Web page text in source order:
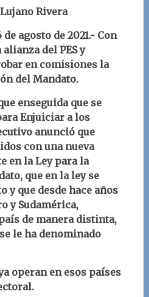
Rivera
agosto de 2021.- Con
del PES y
en comisiones la
del Mandato.
enseguida que se
Enjuiciar a los
anunció que
con una nueva
en la Ley para la
que en la ley se
y que desde hace años
y Sudamérica,
de manera distinta,
le ha denominado
operan en esos países